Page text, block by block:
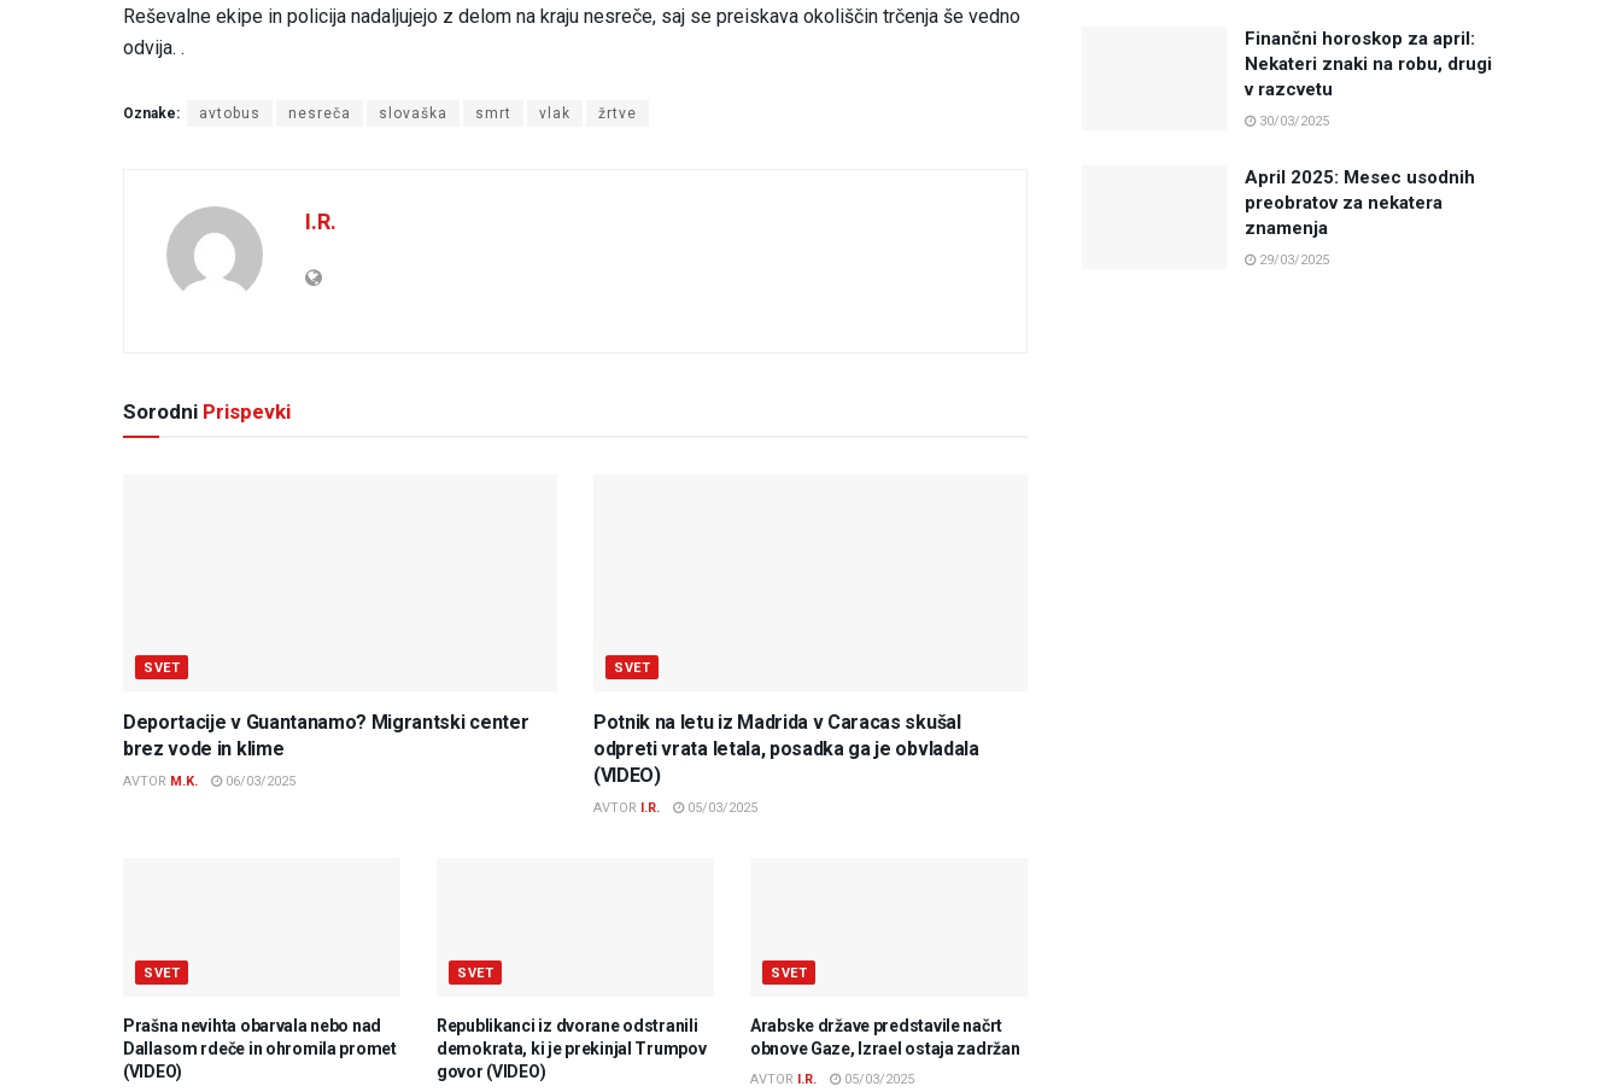
Reševalne ekipe in policija nadaljujejo z delom na kraju nesreče, saj se preiskava okoliščin trčenja še vedno
odvija. .
Oznake: avtobus nesreča slovaška smrt vlak žrtve
I.R.
Sorodni Prispevki
SVET
Deportacije v Guantanamo? Migrantski center
brez vode in klime
AVTOR M.K. 06/03/2025
SVET
Potnik na letu iz Madrida v Caracas skušal
odpreti vrata letala, posadka ga je obvladala
(VIDEO)
AVTOR I.R. 05/03/2025
SVET
Prašna nevihta obarvala nebo nad
Dallasom rdeče in ohromila promet
(VIDEO)
SVET
Republikanci iz dvorane odstranili
demokrata, ki je prekinjal Trumpov
govor (VIDEO)
SVET
Arabske države predstavile načrt
obnove Gaze, Izrael ostaja zadržan
AVTOR I.R. 05/03/2025
Finančni horoskop za april:
Nekateri znaki na robu, drugi
v razcvetu
30/03/2025
April 2025: Mesec usodnih
preobratov za nekatera
znamenja
29/03/2025